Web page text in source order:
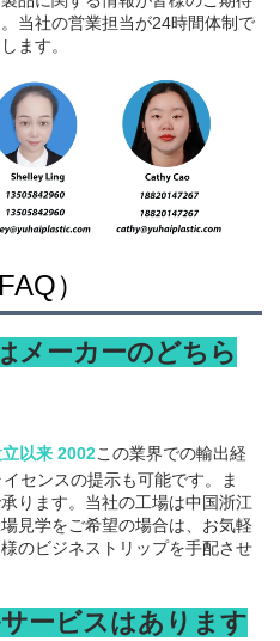
当社の営業担当が24時間体制で
ます。
）
メーカーのどちら
以来 2002この業界での輸出経
センスの提示も可能です。ま
ります。当社の工場は中国浙江
見学をご希望の場合は、お気軽
のビジネストリップを手配させ
ービスはあります